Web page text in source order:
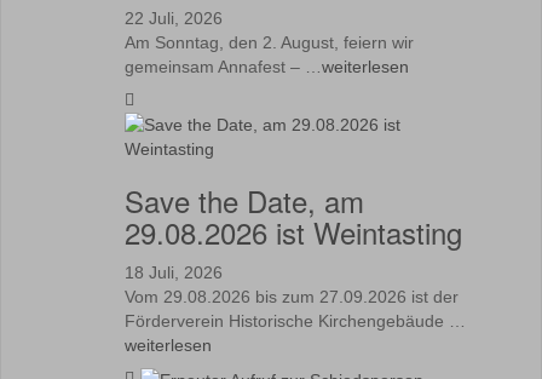
22 Juli, 2026
Am Sonntag, den 2. August, feiern wir
gemeinsam Annafest – … weiterlesen
Save the Date, am
29.08.2026 ist Weintasting
18 Juli, 2026
Vom 29.08.2026 bis zum 27.09.2026 ist der
Förderverein Historische Kirchengebäude …
weiterlesen